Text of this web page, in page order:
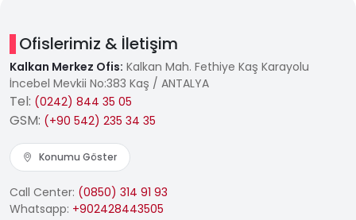
Ofislerimiz & İletişim
Kalkan Merkez Ofis: Kalkan Mah. Fethiye Kaş Karayolu
İncebel Mevkii No:383 Kaş / ANTALYA
Tel: (0242) 844 35 05
GSM: (+90 542) 235 34 35
Konumu Göster
Call Center: (0850) 314 91 93
Whatsapp: +902428443505